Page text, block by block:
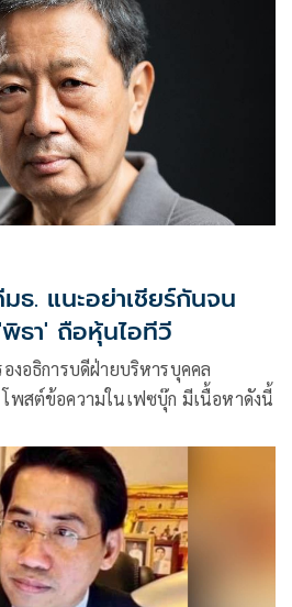
ธ. แนะอย่าเชียร์กันจน
ธา' ถือหุ้นไอทีวี
งอธิการบดีฝ่ายบริหารบุคคล
พสต์ข้อความในเฟซบุ๊ก มีเนื้อหาดังนี้